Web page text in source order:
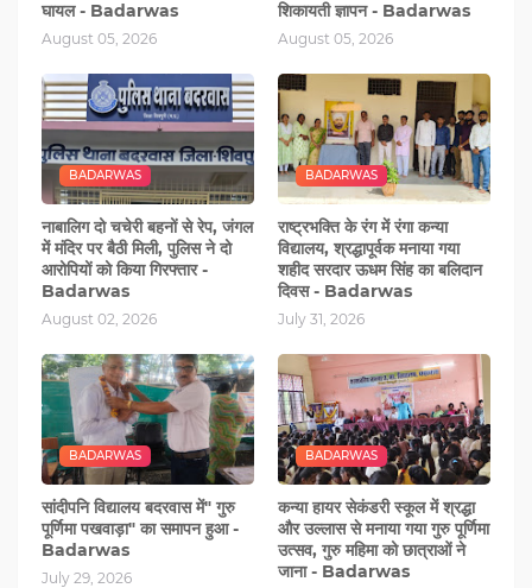
घायल - Badarwas
August 05, 2026
शिकायती ज्ञापन - Badarwas
August 05, 2026
BADARWAS
नाबालिग दो चचेरी बहनों से रेप, जंगल
में मंदिर पर बैठी मिली, पुलिस ने दो
आरोपियों को किया गिरफ्तार -
Badarwas
August 02, 2026
BADARWAS
राष्ट्रभक्ति के रंग में रंगा कन्या
विद्यालय, श्रद्धापूर्वक मनाया गया
शहीद सरदार ऊधम सिंह का बलिदान
दिवस - Badarwas
July 31, 2026
BADARWAS
सांदीपनि विद्यालय बदरवास में" गुरु
पूर्णिमा पखवाड़ा" का समापन हुआ -
Badarwas
July 29, 2026
BADARWAS
कन्या हायर सेकंडरी स्कूल में श्रद्धा
और उल्लास से मनाया गया गुरु पूर्णिमा
उत्सव, गुरु महिमा को छात्राओं ने
जाना - Badarwas